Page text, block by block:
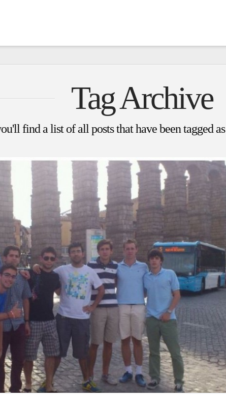
Tag Archive
find a list of all posts that have been tagged as